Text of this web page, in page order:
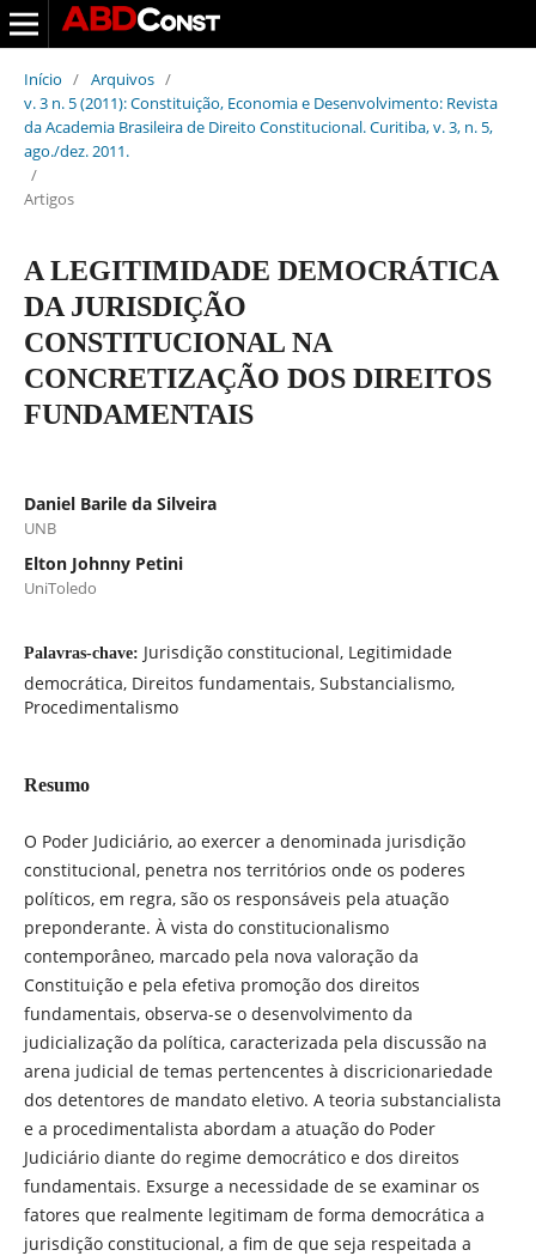
Início / Arquivos /
v. 3 n. 5 (2011): Constituição, Economia e Desenvolvimento: Revista
da Academia Brasileira de Direito Constitucional. Curitiba, v. 3, n. 5,
ago./dez. 2011.
/
Artigos
A LEGITIMIDADE DEMOCRÁTICA
DA JURISDIÇÃO
CONSTITUCIONAL NA
CONCRETIZAÇÃO DOS DIREITOS
FUNDAMENTAIS
Daniel Barile da Silveira
UNB
Elton Johnny Petini
UniToledo
Palavras-chave: Jurisdição constitucional, Legitimidade
democrática, Direitos fundamentais, Substancialismo,
Procedimentalismo
Resumo
O Poder Judiciário, ao exercer a denominada jurisdição
constitucional, penetra nos territórios onde os poderes
políticos, em regra, são os responsáveis pela atuação
preponderante. À vista do constitucionalismo
contemporâneo, marcado pela nova valoração da
Constituição e pela efetiva promoção dos direitos
fundamentais, observa-se o desenvolvimento da
judicialização da política, caracterizada pela discussão na
arena judicial de temas pertencentes à discricionariedade
dos detentores de mandato eletivo. A teoria substancialista
e a procedimentalista abordam a atuação do Poder
Judiciário diante do regime democrático e dos direitos
fundamentais. Exsurge a necessidade de se examinar os
fatores que realmente legitimam de forma democrática a
jurisdição constitucional, a fim de que seja respeitada a